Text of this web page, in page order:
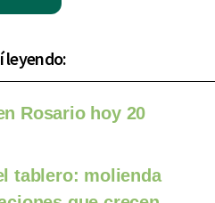
leyendo:
Rosario hoy 20
tablero: molienda